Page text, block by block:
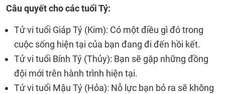
Câu quyết cho các tuổi Tý:
Tử vi tuổi Giáp Tý (Kim): Có một điều gì đó trong
cuộc sống hiện tại của bạn đang đi đến hồi kết.
Tử vi tuổi Bính Tý (Thủy): Bạn sẽ gặp những đồng
đội mới trên hành trình hiện tại.
Tử vi tuổi Mậu Tý (Hỏa): Nỗ lực bạn bỏ ra sẽ không